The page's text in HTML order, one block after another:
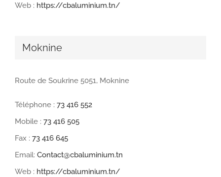
Web : https://cbaluminium.tn/
Moknine
Route de Soukrine 5051, Moknine
Téléphone : 73 416 552
Mobile : 73 416 505
Fax : 73 416 645
Email: Contact@cbaluminium.tn
Web : https://cbaluminium.tn/